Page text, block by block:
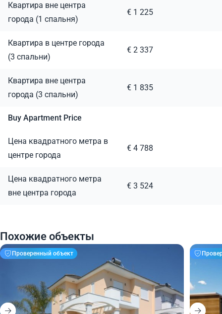
Квартира вне центра
города (1 спальня)
€ 1 225
Квартира в центре города
(3 спальни)
€ 2 337
Квартира вне центра
города (3 спальни)
€ 1 835
Buy Apartment Price
Цена квадратного метра в
центре города
€ 4 788
Цена квадратного метра
вне центра города
€ 3 524
Похожие объекты
Проверенный объект